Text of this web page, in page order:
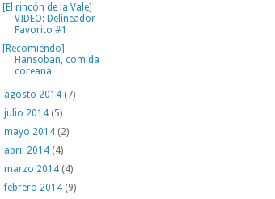
[El rincón de la Vale]
VIDEO: Delineador
Favorito #1
[Recomiendo]
Hansoban, comida
coreana
agosto 2014 (7)
julio 2014 (5)
mayo 2014 (2)
abril 2014 (4)
marzo 2014 (4)
febrero 2014 (9)